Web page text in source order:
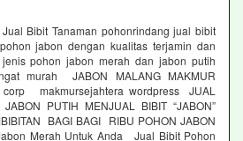
Bibit Tanaman pohonrindang jual bibit
jabon dengan kualitas terjamin dan
pohon jabon merah dan jabon putih
murah JABON MALANG MAKMUR
corp makmursejahtera wordpress JUAL
PUTIH MENJUAL BIBIT “JABON”
BAGI BAGI RIBU POHON JABON
Merah Untuk Anda Jual Bibit Pohon